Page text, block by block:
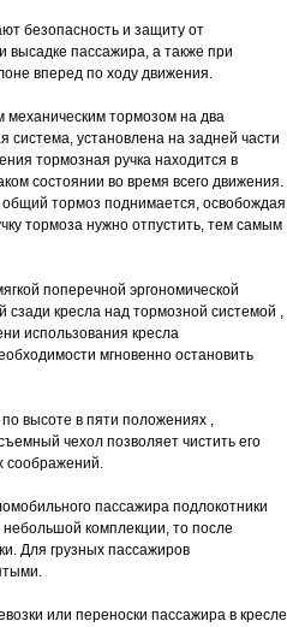
безопасность и защиту от
высадке пассажира, а также при
вперед по ходу движения.
механическим тормозом на два
система, установлена на задней части
тормозная ручка находится в
состоянии во время всего движения.
тормоз поднимается, освобождая
тормоза нужно отпустить, тем самым
поперечной эргономической
сзади кресла над тормозной системой ,
использования кресла
мгновенно остановить
высоте в пяти положениях ,
чехол позволяет чистить его
соображений.
пассажира подлокотники
комплекции, то после
Для грузных пассажиров
или переноски пассажира в кресле